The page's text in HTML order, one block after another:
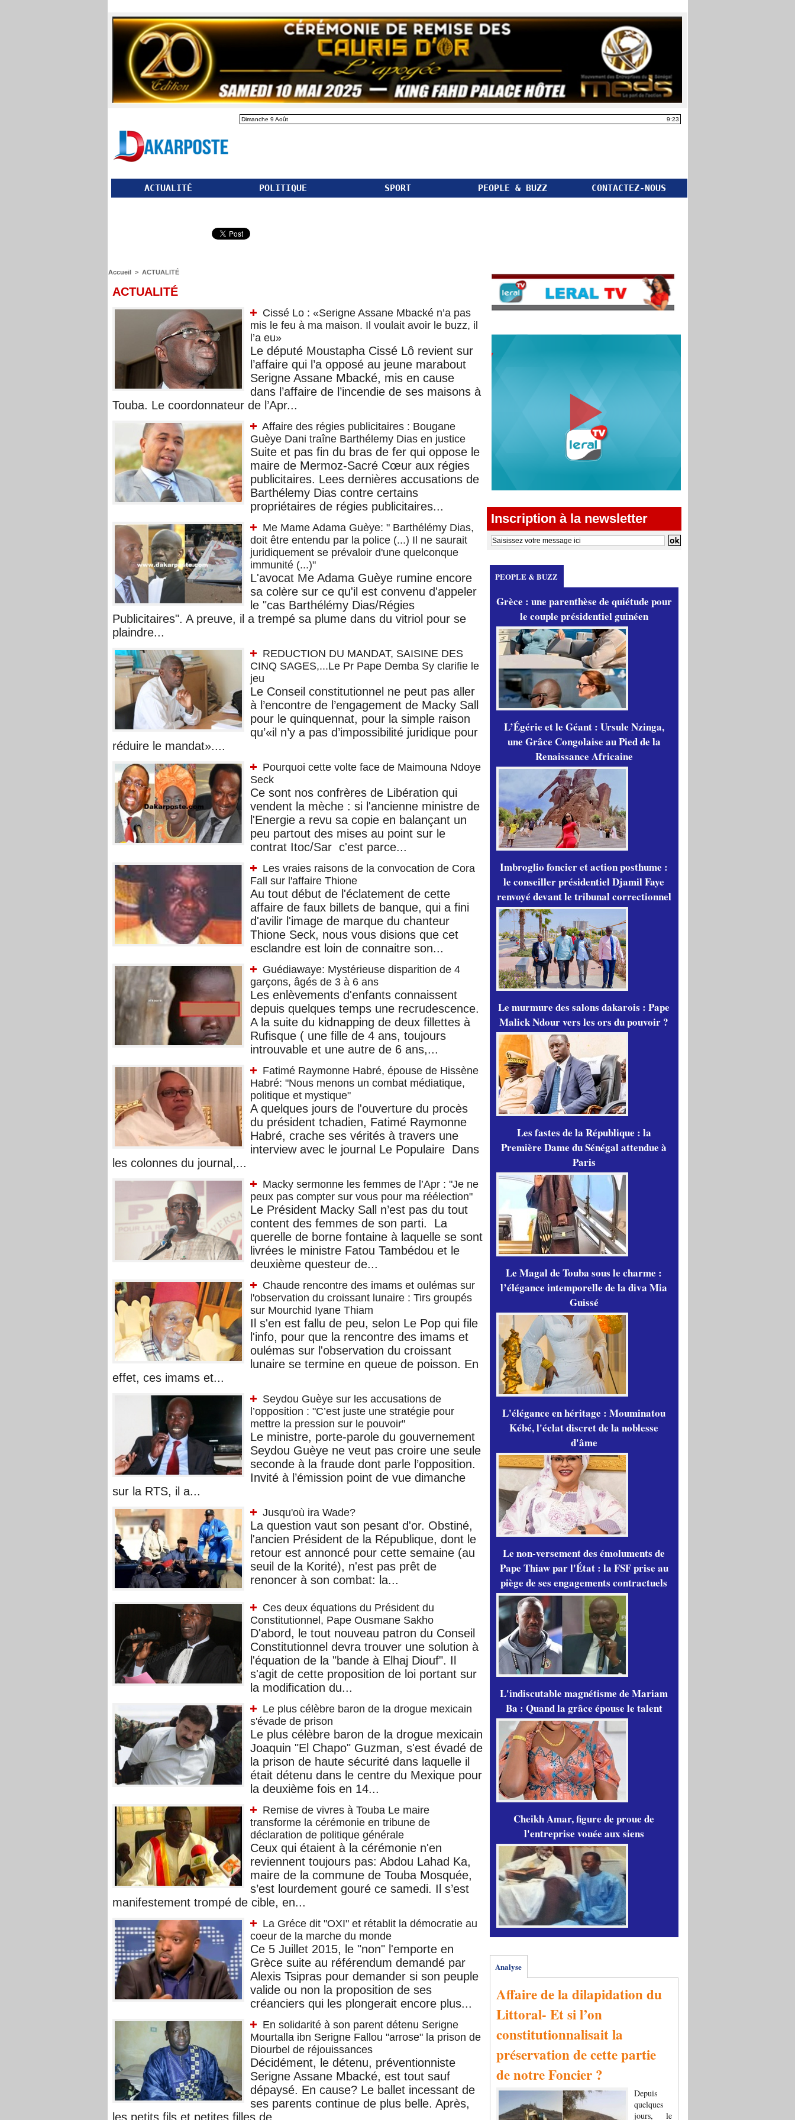
Dimanche 9 Août 9:23
ACTUALITÉ POLITIQUE SPORT PEOPLE & BUZZ CONTACTEZ-NOUS
Accueil > ACTUALITÉ
ACTUALITÉ
Cissé Lo : «Serigne Assane Mbacké n’a pas
mis le feu à ma maison. Il voulait avoir le buzz, il
l’a eu»
Le député Moustapha Cissé Lô revient sur
l’affaire qui l’a opposé au jeune marabout
Serigne Assane Mbacké, mis en cause
dans l’affaire de l’incendie de ses maisons à
Touba. Le coordonnateur de l’Apr...
Affaire des régies publicitaires : Bougane
Guèye Dani traîne Barthélemy Dias en justice
Suite et pas fin du bras de fer qui oppose le
maire de Mermoz-Sacré Cœur aux régies
publicitaires. Lees dernières accusations de
Barthélemy Dias contre certains
propriétaires de régies publicitaires...
Me Mame Adama Guèye: " Barthélémy Dias,
doit être entendu par la police (...) Il ne saurait
juridiquement se prévaloir d'une quelconque
immunité (...)"
L'avocat Me Adama Guèye rumine encore
sa colère sur ce qu'il est convenu d'appeler
le "cas Barthélémy Dias/Régies
Publicitaires". A preuve, il a trempé sa plume dans du vitriol pour se
plaindre...
REDUCTION DU MANDAT, SAISINE DES
CINQ SAGES,...Le Pr Pape Demba Sy clarifie le
jeu
Le Conseil constitutionnel ne peut pas aller
à l’encontre de l’engagement de Macky Sall
pour le quinquennat, pour la simple raison
qu’«il n’y a pas d’impossibilité juridique pour
réduire le mandat»....
Pourquoi cette volte face de Maimouna Ndoye
Seck
Ce sont nos confrères de Libération qui
vendent la mèche : si l'ancienne ministre de
l'Energie a revu sa copie en balançant un
peu partout des mises au point sur le
contrat Itoc/Sar c'est parce...
Les vraies raisons de la convocation de Cora
Fall sur l'affaire Thione
Au tout début de l'éclatement de cette
affaire de faux billets de banque, qui a fini
d'avilir l'image de marque du chanteur
Thione Seck, nous vous disions que cet
esclandre est loin de connaitre son...
Guédiawaye: Mystérieuse disparition de 4
garçons, âgés de 3 à 6 ans
​Les enlèvements d'enfants connaissent
depuis quelques temps une recrudescence.
A la suite du kidnapping de deux fillettes à
Rufisque ( une fille de 4 ans, toujours
introuvable et une autre de 6 ans,...
Fatimé Raymonne Habré, épouse de Hissène
Habré: "Nous menons un combat médiatique,
politique et mystique"
A quelques jours de l'ouverture du procès
du président tchadien, Fatimé Raymonne
Habré, crache ses vérités à travers une
interview avec le journal Le Populaire Dans
les colonnes du journal,...
Macky sermonne les femmes de l’Apr : "Je ne
peux pas compter sur vous pour ma réélection"
Le Président Macky Sall n’est pas du tout
content des femmes de son parti. La
querelle de borne fontaine à laquelle se sont
livrées le ministre Fatou Tambédou et le
deuxième questeur de...
Chaude rencontre des imams et oulémas sur
l'observation du croissant lunaire : Tirs groupés
sur Mourchid Iyane Thiam
Il s'en est fallu de peu, selon Le Pop qui file
l'info, pour que la rencontre des imams et
oulémas sur l'observation du croissant
lunaire se termine en queue de poisson. En
effet, ces imams et...
Seydou Guèye sur les accusations de
l’opposition : "C’est juste une stratégie pour
mettre la pression sur le pouvoir"
Le ministre, porte-parole du gouvernement
Seydou Guèye ne veut pas croire une seule
seconde à la fraude dont parle l’opposition.
Invité à l’émission point de vue dimanche
sur la RTS, il a...
Jusqu'où ira Wade?
La question vaut son pesant d'or. Obstiné,
l'ancien Président de la République, dont le
retour est annoncé pour cette semaine (au
seuil de la Korité), n'est pas prêt de
renoncer à son combat: la...
Ces deux équations du Président du
Constitutionnel, Pape Ousmane Sakho
D'abord, le tout nouveau patron du Conseil
Constitutionnel devra trouver une solution à
l'équation de la "bande à Elhaj Diouf". Il
s'agit de cette proposition de loi portant sur
la modification du...
Le plus célèbre baron de la drogue mexicain
s'évade de prison
Le plus célèbre baron de la drogue mexicain
Joaquin "El Chapo" Guzman, s'est évadé de
la prison de haute sécurité dans laquelle il
était détenu dans le centre du Mexique pour
la deuxième fois en 14...
Remise de vivres à Touba Le maire
transforme la cérémonie en tribune de
déclaration de politique générale
Ceux qui étaient à la cérémonie n'en
reviennent toujours pas: Abdou Lahad Ka,
maire de la commune de Touba Mosquée,
s’est lourdement gouré ce samedi. Il s’est
manifestement trompé de cible, en...
La Gréce dit "OXI" et rétablit la démocratie au
coeur de la marche du monde
Ce 5 Juillet 2015, le "non" l'emporte en
Grèce suite au référendum demandé par
Alexis Tsipras pour demander si son peuple
valide ou non la proposition de ses
créanciers qui les plongerait encore plus...
En solidarité à son parent détenu Serigne
Mourtalla ibn Serigne Fallou "arrose" la prison de
Diourbel de réjouissances
Décidément, le détenu, préventionniste
Serigne Assane Mbacké, est tout sauf
dépaysé. En cause? Le ballet incessant de
ses parents continue de plus belle. Après,
les petits fils et petites filles de...
Inscription à la newsletter
PEOPLE & BUZZ
Grèce : une parenthèse de quiétude pour
le couple présidentiel guinéen
L’Égérie et le Géant : Ursule Nzinga,
une Grâce Congolaise au Pied de la
Renaissance Africaine
Imbroglio foncier et action posthume :
le conseiller présidentiel Djamil Faye
renvoyé devant le tribunal correctionnel
Le murmure des salons dakarois : Pape
Malick Ndour vers les ors du pouvoir ?
Les fastes de la République : la
Première Dame du Sénégal attendue à
Paris
Le Magal de Touba sous le charme :
l’élégance intemporelle de la diva Mia
Guissé
L'élégance en héritage : Mouminatou
Kébé, l'éclat discret de la noblesse
d'âme
Le non-versement des émoluments de
Pape Thiaw par l'État : la FSF prise au
piège de ses engagements contractuels
L'indiscutable magnétisme de Mariam
Ba : Quand la grâce épouse le talent
Cheikh Amar, figure de proue de
l'entreprise vouée aux siens
Analyse
Affaire de la dilapidation du
Littoral- Et si l’on
constitutionnalisait la
préservation de cette partie
de notre Foncier ?
Depuis
quelques
jours, le